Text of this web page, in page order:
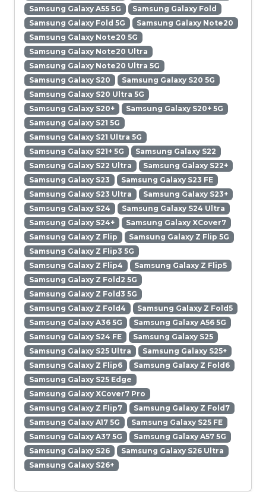
Samsung Galaxy A55 5G
Samsung Galaxy Fold
Samsung Galaxy Fold 5G
Samsung Galaxy Note20
Samsung Galaxy Note20 5G
Samsung Galaxy Note20 Ultra
Samsung Galaxy Note20 Ultra 5G
Samsung Galaxy S20
Samsung Galaxy S20 5G
Samsung Galaxy S20 Ultra 5G
Samsung Galaxy S20+
Samsung Galaxy S20+ 5G
Samsung Galaxy S21 5G
Samsung Galaxy S21 Ultra 5G
Samsung Galaxy S21+ 5G
Samsung Galaxy S22
Samsung Galaxy S22 Ultra
Samsung Galaxy S22+
Samsung Galaxy S23
Samsung Galaxy S23 FE
Samsung Galaxy S23 Ultra
Samsung Galaxy S23+
Samsung Galaxy S24
Samsung Galaxy S24 Ultra
Samsung Galaxy S24+
Samsung Galaxy XCover7
Samsung Galaxy Z Flip
Samsung Galaxy Z Flip 5G
Samsung Galaxy Z Flip3 5G
Samsung Galaxy Z Flip4
Samsung Galaxy Z Flip5
Samsung Galaxy Z Fold2 5G
Samsung Galaxy Z Fold3 5G
Samsung Galaxy Z Fold4
Samsung Galaxy Z Fold5
Samsung Galaxy A36 5G
Samsung Galaxy A56 5G
Samsung Galaxy S24 FE
Samsung Galaxy S25
Samsung Galaxy S25 Ultra
Samsung Galaxy S25+
Samsung Galaxy Z Flip6
Samsung Galaxy Z Fold6
Samsung Galaxy S25 Edge
Samsung Galaxy XCover7 Pro
Samsung Galaxy Z Flip7
Samsung Galaxy Z Fold7
Samsung Galaxy A17 5G
Samsung Galaxy S25 FE
Samsung Galaxy A37 5G
Samsung Galaxy A57 5G
Samsung Galaxy S26
Samsung Galaxy S26 Ultra
Samsung Galaxy S26+